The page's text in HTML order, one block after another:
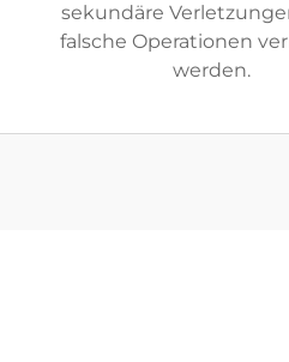
sekundäre
falsche Operationen
werden.